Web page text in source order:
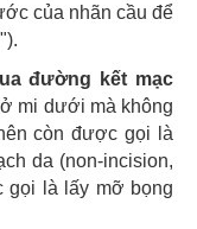
của nhãn cầu để
đường kết mạc
mi dưới mà không
còn được gọi là
da (non-incision,
gọi là lấy mỡ bọng